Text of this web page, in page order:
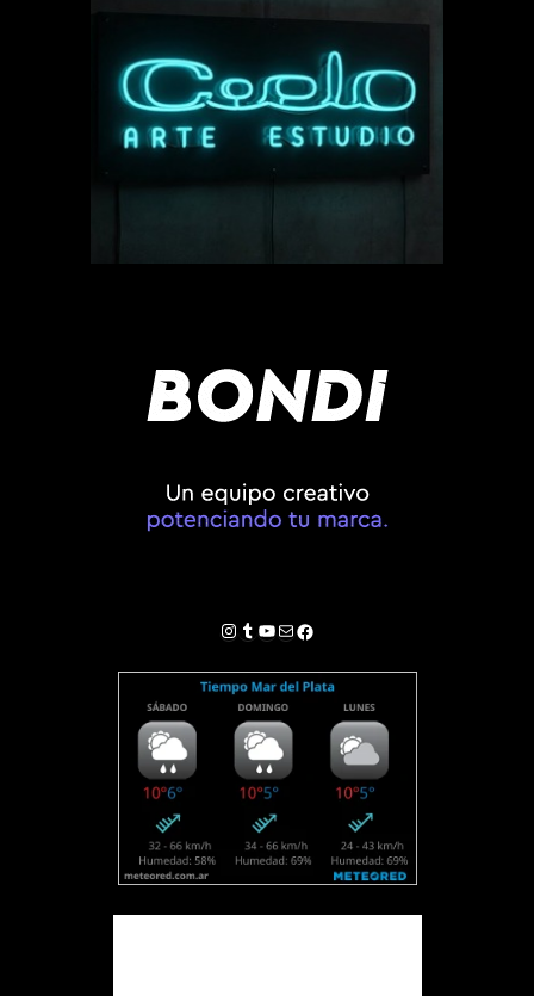
Instagram
Tumblr
YouTube
Correo electrónico
Facebook